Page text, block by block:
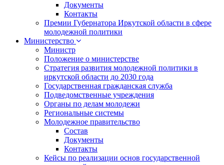
Документы
Контакты
Премии Губернатора Иркутской области в сфере
молодежной политики
Министерство
Министр
Положение о министерстве
Стратегия развития молодежной политики в
иркутской области до 2030 года
Государственная гражданская служба
Подведомственные учреждения
Органы по делам молодежи
Региональные системы
Молодежное правительство
Состав
Документы
Контакты
Кейсы по реализации основ государственной